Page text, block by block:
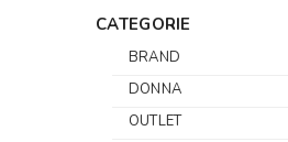
CATEGORIE
BRAND
DONNA
OUTLET